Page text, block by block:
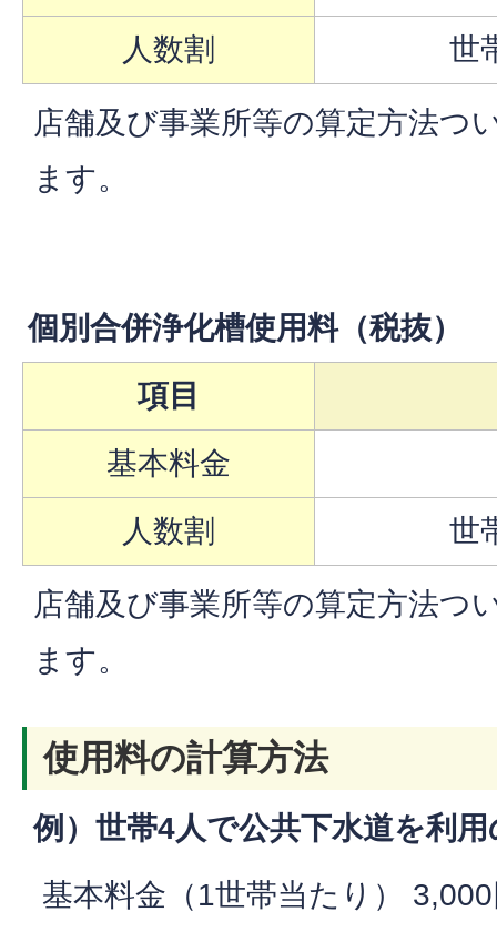
人数割
世
店舗及び事業所等の算定方法つ
ます。
個別合併浄化槽使用料（税抜）
項目
基本料金
人数割
世
店舗及び事業所等の算定方法つ
ます。
使用料の計算方法
例）世帯4人で公共下水道を利用
基本料金（1世帯当たり）